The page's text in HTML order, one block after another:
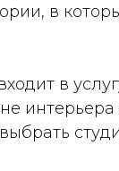
в
в
интерьера